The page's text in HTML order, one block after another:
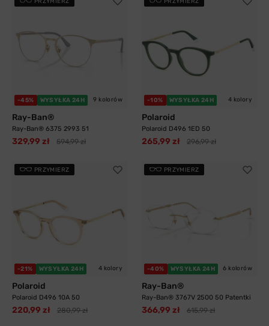
-45% WYSYŁKA 24H 9 kolorów
Ray-Ban®
Ray-Ban® 6375 2993 51
329,99 zł 594,99 zł
-10% WYSYŁKA 24H 4 kolory
Polaroid
Polaroid D496 1ED 50
265,99 zł 296,99 zł
PRZYMIERZ
-21% WYSYŁKA 24H 4 kolory
Polaroid
Polaroid D496 10A 50
220,99 zł 280,99 zł
PRZYMIERZ
-40% WYSYŁKA 24H 6 kolorów
Ray-Ban®
Ray-Ban® 3767V 2500 50 Patentki
366,99 zł 615,99 zł